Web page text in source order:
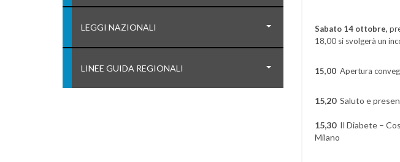
LEGGI NAZIONALI
LINEE GUIDA REGIONALI
Sabato 14 ottobre,
18,00 si svolgerà un
15,00 Apertura
15,20Saluto e
15,30Il Diabete –
Milano